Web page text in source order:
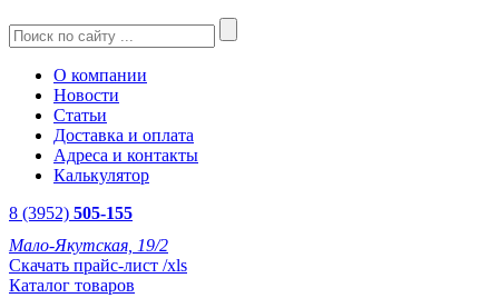
О компании
Новости
Статьи
Доставка и оплата
Адреса и контакты
Калькулятор
8 (3952) 505-155
Мало-Якутская, 19/2
Скачать прайс-лист /xls
Каталог товаров